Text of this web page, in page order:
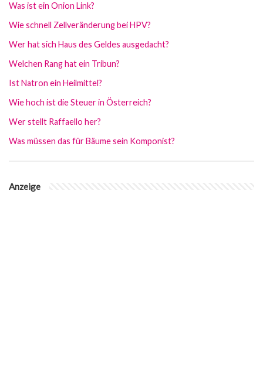
Was ist ein Onion Link?
Wie schnell Zellveränderung bei HPV?
Wer hat sich Haus des Geldes ausgedacht?
Welchen Rang hat ein Tribun?
Ist Natron ein Heilmittel?
Wie hoch ist die Steuer in Österreich?
Wer stellt Raffaello her?
Was müssen das für Bäume sein Komponist?
Anzeige